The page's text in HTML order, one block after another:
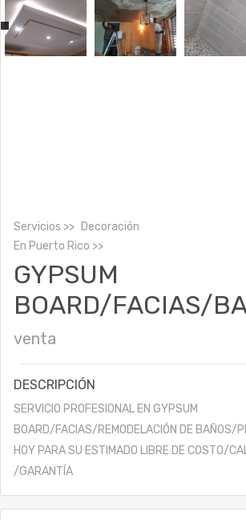
Servicios
Decoración
En Puerto Rico
GYPSUM
BOARD/FACIAS/
venta
DESCRIPCIÓN
SERVICIO PROFESIONAL EN GYPSUM
BOARD/FACIAS/REMODELACIÓN DE BAÑOS/
HOY PARA SU ESTIMADO LIBRE DE COSTO/
/GARANTÍA